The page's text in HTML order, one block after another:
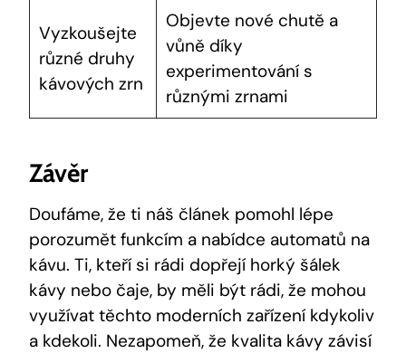
Vyzkoušejte
různé druhy
kávových⁤ zrn
Objevte nové⁤ chutě a
vůně díky
experimentování s
různými zrnami
Závěr
Doufáme, že ti náš článek pomohl lépe
porozumět funkcím a nabídce automatů na
kávu. Ti, kteří si rádi dopřejí horký šálek
kávy nebo čaje, by měli ⁢být⁤ rádi, že mohou
využívat těchto moderních zařízení kdykoliv
a kdekoli. Nezapomeň, že kvalita kávy závisí